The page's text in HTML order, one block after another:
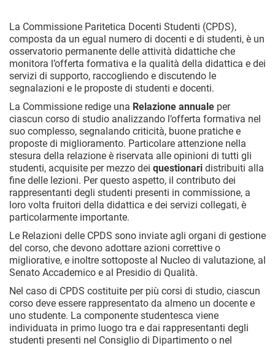
La Commissione Paritetica Docenti Studenti (CPDS),
composta da un egual numero di docenti e di studenti, è un
osservatorio permanente delle attività didattiche che
monitora l’offerta formativa e la qualità della didattica e dei
servizi di supporto, raccogliendo e discutendo le
segnalazioni e le proposte di studenti e docenti.
La Commissione redige una Relazione annuale per
ciascun corso di studio analizzando l’offerta formativa nel
suo complesso, segnalando criticità, buone pratiche e
proposte di miglioramento. Particolare attenzione nella
stesura della relazione è riservata alle opinioni di tutti gli
studenti, acquisite per mezzo dei questionari distribuiti alla
fine delle lezioni. Per questo aspetto, il contributo dei
rappresentanti degli studenti presenti in commissione, a
loro volta fruitori della didattica e dei servizi collegati, è
particolarmente importante.
Le Relazioni delle CPDS sono inviate agli organi di gestione
del corso, che devono adottare azioni correttive o
migliorative, e inoltre sottoposte al Nucleo di valutazione, al
Senato Accademico e al Presidio di Qualità.
Nel caso di CPDS costituite per più corsi di studio, ciascun
corso deve essere rappresentato da almeno un docente e
uno studente. La componente studentesca viene
individuata in primo luogo tra e dai rappresentanti degli
studenti presenti nel Consiglio di Dipartimento o nel